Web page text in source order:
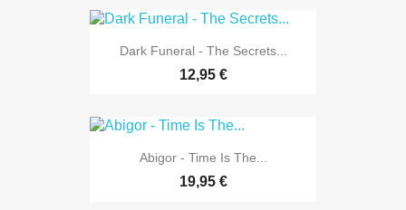
Dark Funeral - The Secrets...
12,95 €
Abigor - Time Is The...
19,95 €